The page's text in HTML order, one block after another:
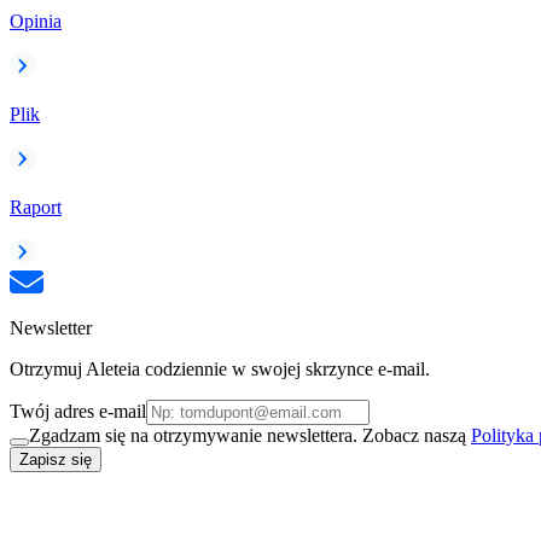
Opinia
Plik
Raport
Newsletter
Otrzymuj Aleteia codziennie w swojej skrzynce e-mail.
Twój adres e-mail
Zgadzam się na otrzymywanie newslettera. Zobacz naszą Polityka
Zapisz się